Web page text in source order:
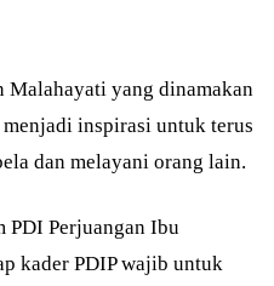
yang dinamakan
inspirasi untuk terus
dan melayani orang lain.
PDI Perjuangan Ibu
kader PDIP wajib untuk